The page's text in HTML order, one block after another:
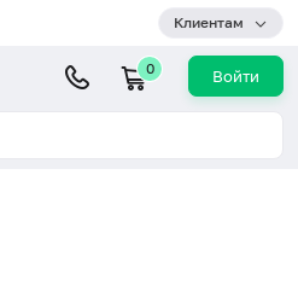
Клиентам
0 Войти